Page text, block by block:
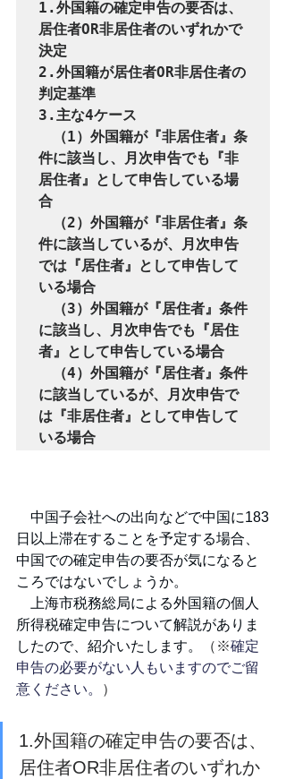
1.外国籍の確定申告の要否は、
居住者OR非居住者のいずれかで
決定
2.外国籍が居住者OR非居住者の
判定基準
3.主な4ケース
（1）外国籍が『非居住者』条
件に該当し、月次申告でも『非
居住者』として申告している場
合
（2）外国籍が『非居住者』条
件に該当しているが、月次申告
では『居住者』として申告して
いる場合
（3）外国籍が『居住者』条件
に該当し、月次申告でも『居住
者』として申告している場合
（4）外国籍が『居住者』条件
に該当しているが、月次申告で
は『非居住者』として申告して
いる場合
中国子会社への出向などで中国に183
日以上滞在することを予定する場合、
中国での確定申告の要否が気になると
ころではないでしょうか。
上海市税務総局による外国籍の個人
所得税確定申告について解説がありま
したので、紹介いたします。
（※確定
申告の必要がない人もいますのでご留
意ください。
）
1.外国籍の確定申告の要否は、
居住者OR非居住者のいずれか